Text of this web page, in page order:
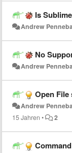
Is
Andrew
No
Andrew
Open
Andrew
15 Jahren • 2
Command